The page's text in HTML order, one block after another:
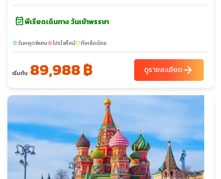
event_availableพีเรียดเดินทาง วันเข้าพรรษา
sunnyวันหยุดพิเศษlocal_fire_departmentโปรไฟไหม้confirmation_numberที่เหลือน้อย
เริ่มต้น 89,988 ฿ ดูรายละเอียดarrow_forward